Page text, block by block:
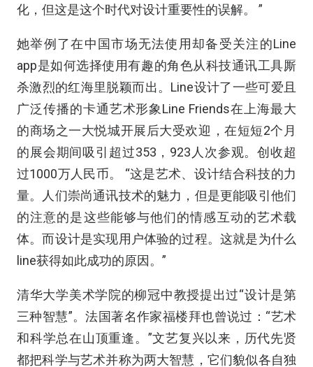
化，但这是这个时代对设计重要性的误解。 ”
她举例了在中国市场无法使用却备受关注的Line
app是如何选择使用有趣的角色从科技通讯工具厮
杀激烈的红海里脱颖而出。Line设计了一些可爱且
广泛传播的卡通艺术形象Line Friends在上海最大
的商场之一大悦城开展后大受欢迎，在短短2个月
的展会期间吸引超过353，923人次参观。创收超
过1000万人民币。 “这是艺术、设计结合科技的力
量。人们崇尚通讯技术的魅力，但是更能吸引他们
的注意的是这些能够与他们的情感互动的艺术载
体。而设计是实现用户体验的过程。这就是为什么
line获得如此成功的原因。”
清华大学美术学院的柳冠中教授提出过“设计是第
三种智慧”。法国著名作家福楼拜也曾说过：“艺术
和科学总在山顶重逢。”文艺复兴以来，历代先贤
都把科学与艺术并称为两大智慧，它们貌似各自独